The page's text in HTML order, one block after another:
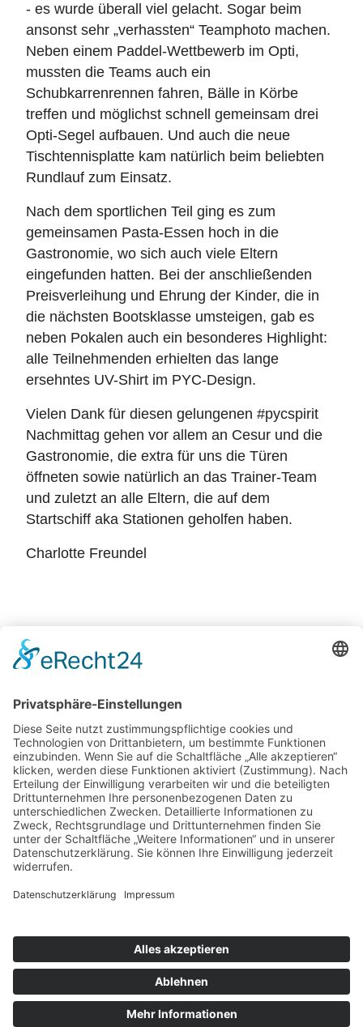
- es wurde überall viel gelacht. Sogar beim
ansonst sehr „verhassten“ Teamphoto machen.
Neben einem Paddel-Wettbewerb im Opti,
mussten die Teams auch ein
Schubkarrenrennen fahren, Bälle in Körbe
treffen und möglichst schnell gemeinsam drei
Opti-Segel aufbauen. Und auch die neue
Tischtennisplatte kam natürlich beim beliebten
Rundlauf zum Einsatz.
Nach dem sportlichen Teil ging es zum
gemeinsamen Pasta-Essen hoch in die
Gastronomie, wo sich auch viele Eltern
eingefunden hatten. Bei der anschließenden
Preisverleihung und Ehrung der Kinder, die in
die nächsten Bootsklasse umsteigen, gab es
neben Pokalen auch ein besonderes Highlight:
alle Teilnehmenden erhielten das lange
ersehntes UV-Shirt im PYC-Design.
Vielen Dank für diesen gelungenen #pycspirit
Nachmittag gehen vor allem an Cesur und die
Gastronomie, die extra für uns die Türen
öffneten sowie natürlich an das Trainer-Team
und zuletzt an alle Eltern, die auf dem
Startschiff aka Stationen geholfen haben.
Charlotte Freundel
Zurück
Potsdamer Yacht Club e. V.
14109 Berlin
Tel: +49 30 805 35 58
KONTAKT|IMPRESSUM|DATENSCHUTZ